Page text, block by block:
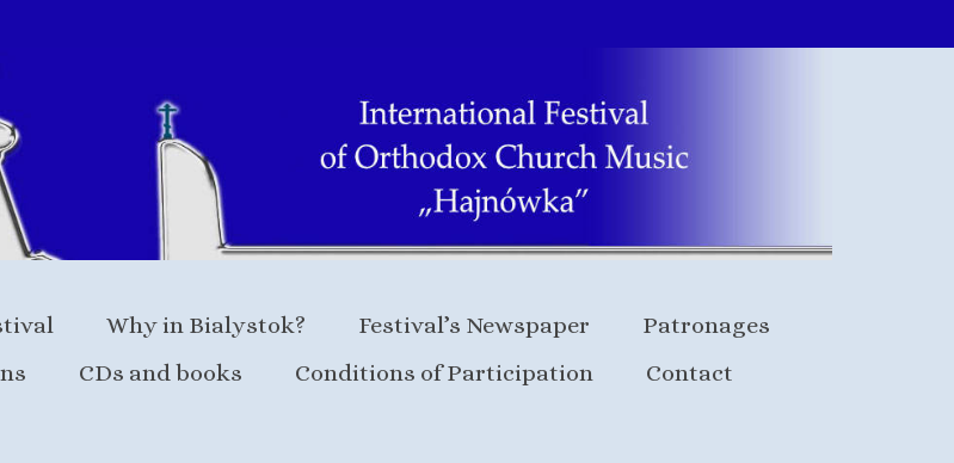
Why in Bialystok? Festival’s Newspaper
Patronages
CDs and books Conditions of Participation Contact